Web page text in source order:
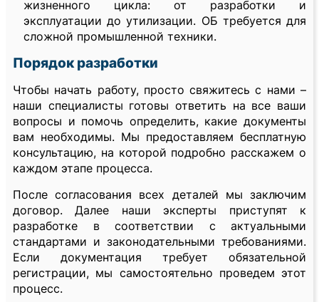
жизненного цикла: от разработки и
эксплуатации до утилизации. ОБ требуется для
сложной промышленной техники.
Порядок разработки
Чтобы начать работу, просто свяжитесь с нами –
наши специалисты готовы ответить на все ваши
вопросы и помочь определить, какие документы
вам необходимы. Мы предоставляем бесплатную
консультацию, на которой подробно расскажем о
каждом этапе процесса.
После согласования всех деталей мы заключим
договор. Далее наши эксперты приступят к
разработке в соответствии с актуальными
стандартами и законодательными требованиями.
Если документация требует обязательной
регистрации, мы самостоятельно проведем этот
процесс.